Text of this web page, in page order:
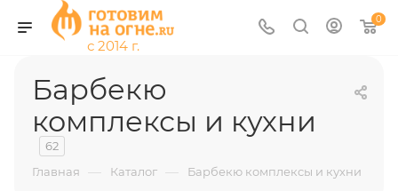
0
Барбекю
комплексы и кухни
62
Главная
— Каталог — Барбекю комплексы и кухни